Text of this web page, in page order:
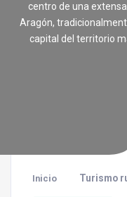
centro de una
Aragón,
capital del territorio
Inicio Turismo